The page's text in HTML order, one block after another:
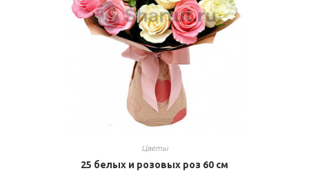
Цветы
25 белых и розовых роз 60 см